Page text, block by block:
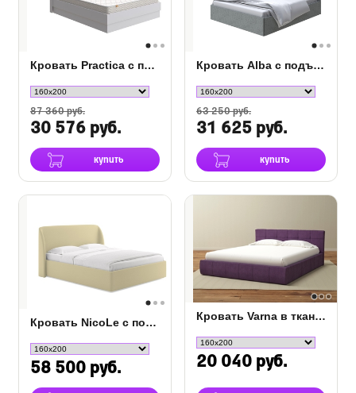
Кровать Practica с подъемным механизмом
87 360 руб.
30 576 руб.
купить
Кровать Alba с подъемным механизмом
63 250 руб.
31 625 руб.
купить
Кровать NicoLe c подъемным механизмом
58 500 руб.
Кровать Varna в ткани c ПМ
20 040 руб.